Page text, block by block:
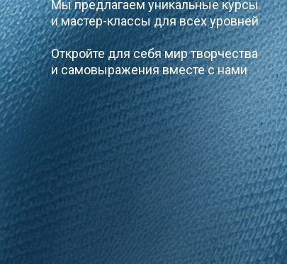
Мы предлагаем уникальные курсы
и мастер-классы для всех уровней
Откройте для себя мир творчества
и самовыражения вместе с нами